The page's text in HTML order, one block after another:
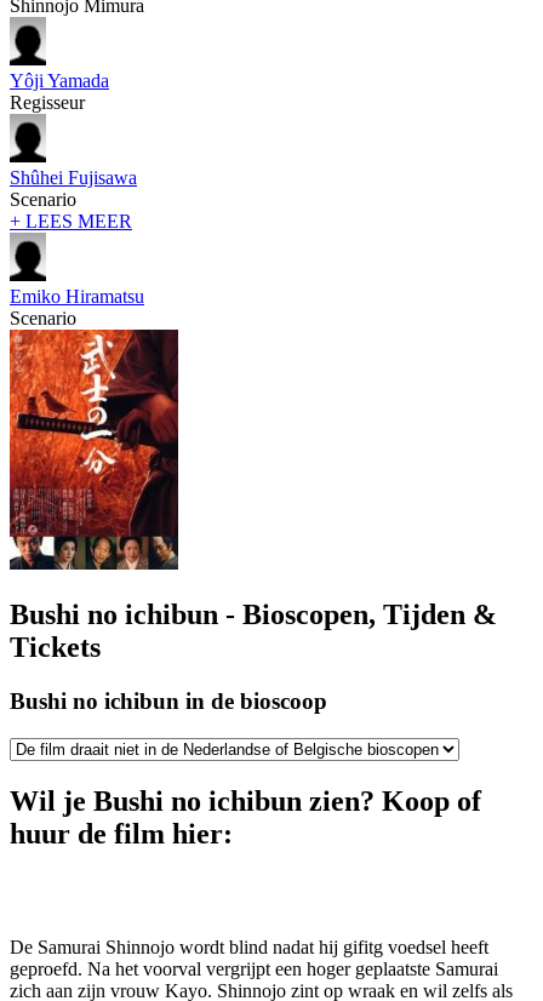
Shinnojo Mimura
Yôji Yamada
Regisseur
Shûhei Fujisawa
Scenario
+ LEES MEER
Emiko Hiramatsu
Scenario
Bushi no ichibun - Bioscopen, Tijden &
Tickets
Bushi no ichibun in de bioscoop
Wil je Bushi no ichibun zien? Koop of
huur de film hier:
De Samurai Shinnojo wordt blind nadat hij gifitg voedsel heeft
geproefd. Na het voorval vergrijpt een hoger geplaatste Samurai
zich aan zijn vrouw Kayo. Shinnojo zint op wraak en wil zelfs als